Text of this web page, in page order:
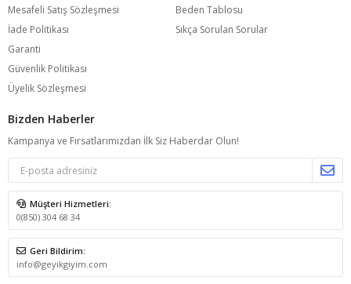
Mesafeli Satış Sözleşmesi
İade Politikası
Garanti
Güvenlik Politikası
Üyelik Sözleşmesi
Beden Tablosu
Sıkça Sorulan Sorular
Bizden Haberler
Kampanya ve Fırsatlarımızdan İlk Siz Haberdar Olun!
Müşteri Hizmetleri:
0(850) 304 68 34
Geri Bildirim:
info@geyikgiyim.com